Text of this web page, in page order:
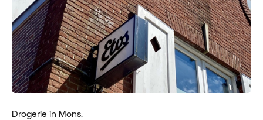
Drogerie in Mons.